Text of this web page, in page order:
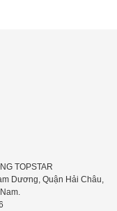
TOPSTAR
Dương, Quận Hải Châu,